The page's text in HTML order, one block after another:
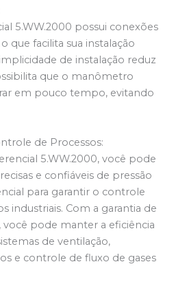
5.WW.2000 possui conexões
que facilita sua instalação
de instalação reduz
que o manômetro
em pouco tempo, evitando
de Processos:
5.WW.2000, você pode
e confiáveis de pressão
para garantir o controle
industriais. Com a garantia de
você pode manter a eficiência
de ventilação,
e controle de fluxo de gases